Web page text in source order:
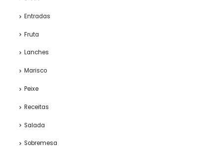
Entradas
Fruta
Lanches
Marisco
Peixe
Receitas
Salada
Sobremesa